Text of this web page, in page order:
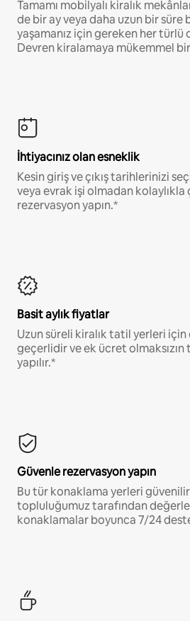
Tamamı mobilyalı kiralık
de bir ay veya daha uzun bir süre
yaşamanız için gereken her türlü
Devren kiralamaya mükemmel
İhtiyacınız olan esneklik
Kesin giriş ve çıkış tarihlerinizi
veya evrak işi olmadan kolaylıkla
rezervasyon yapın.*
Basit aylık fiyatlar
Uzun süreli kiralık tatil yerleri
geçerlidir ve ek ücret olmaksızın
yapılır.*
Güvenle rezervasyon yapın
Bu tür konaklama yerleri
topluluğumuz tarafından
konaklamalar boyunca 7/24